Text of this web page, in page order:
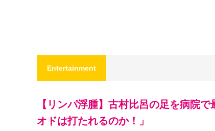
Entertainment
【リンパ浮腫】古村比呂の足を病院
オドは打たれるのか！」